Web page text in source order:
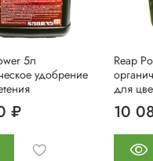
5л
удобрение
₽
Reap
для
10